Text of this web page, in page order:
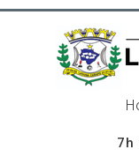
7h